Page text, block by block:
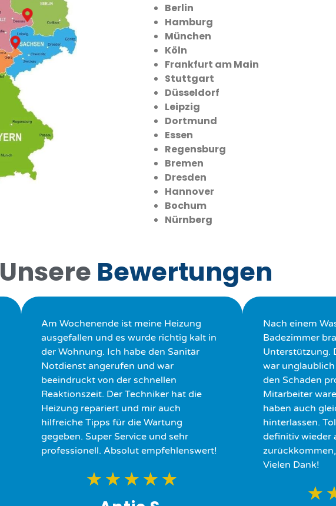
Berlin
Hamburg
München
Köln
Frankfurt am Main
Stuttgart
Düsseldorf
Leipzig
Dortmund
Essen
Regensburg
Bremen
Dresden
Hannover
Bochum
Nürnberg
Unsere Bewertungen
Am Wochenende ist meine Heizung
ausgefallen und es wurde richtig kalt in
der Wohnung. Ich habe den Sanitär
Notdienst angerufen und war
beeindruckt von der schnellen
Reaktionszeit. Der Techniker hat die
Heizung repariert und mir auch
hilfreiche Tipps für die Wartung
gegeben. Super Service und sehr
professionell. Absolut empfehlenswert!
★ ★ ★ ★ ★
Nach einem
Badezimmer
Unterstützung.
war
den Schaden
Mitarbeiter
haben auch
hinterlassen.
definitiv wieder
Vielen Dank!
★